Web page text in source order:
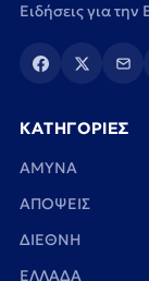
Ειδήσεις για
ΚΑΤΗΓΟΡΙΕΣ
ΑΜΥΝΑ
ΑΠΟΨΕΙΣ
ΔΙΕΘΝΗ
ΕΛΛΑΔΑ